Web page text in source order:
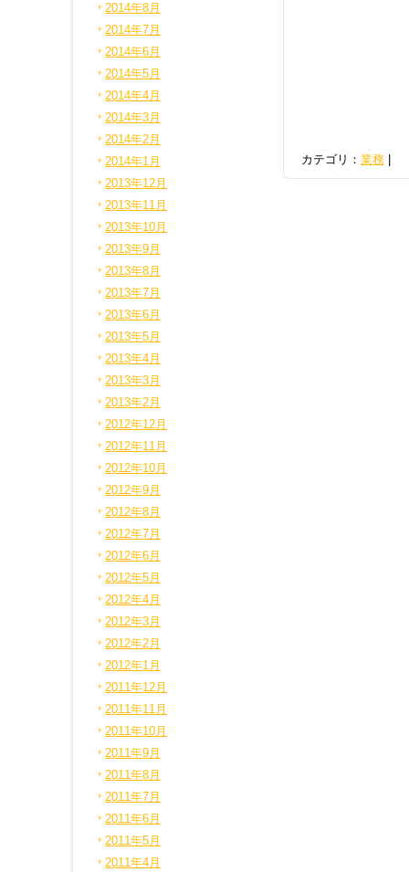
カテゴリ： 業務 |
2014年8月
2014年7月
2014年6月
2014年5月
2014年4月
2014年3月
2014年2月
2014年1月
2013年12月
2013年11月
2013年10月
2013年9月
2013年8月
2013年7月
2013年6月
2013年5月
2013年4月
2013年3月
2013年2月
2012年12月
2012年11月
2012年10月
2012年9月
2012年8月
2012年7月
2012年6月
2012年5月
2012年4月
2012年3月
2012年2月
2012年1月
2011年12月
2011年11月
2011年10月
2011年9月
2011年8月
2011年7月
2011年6月
2011年5月
2011年4月